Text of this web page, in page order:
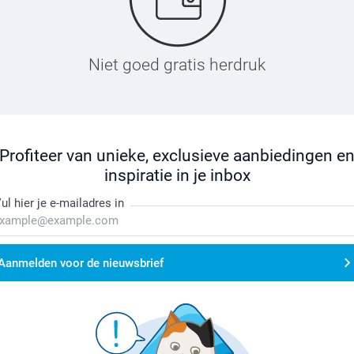
Niet goed gratis herdruk
Profiteer van unieke, exclusieve aanbiedingen en
inspiratie in je inbox
hier je e-mailadres in
voor de nieuwsbrief